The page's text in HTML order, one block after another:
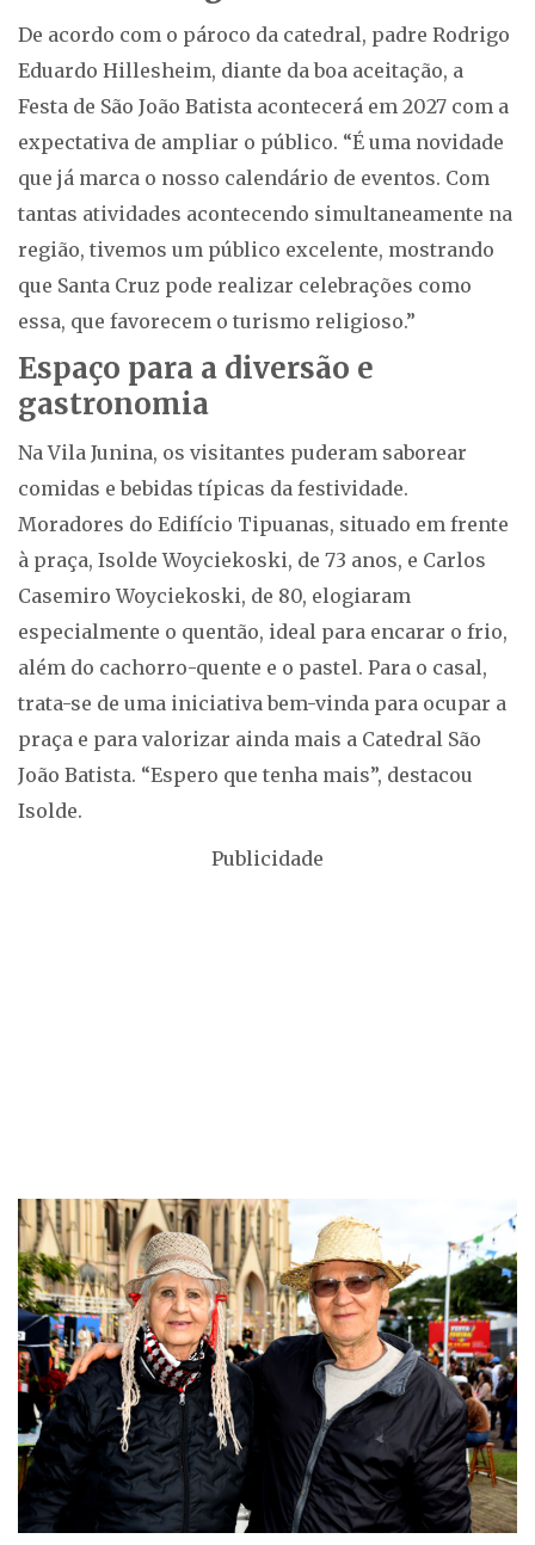
De acordo com o pároco da catedral, padre Rodrigo
Eduardo Hillesheim, diante da boa aceitação, a
Festa de São João Batista acontecerá em 2027 com a
expectativa de ampliar o público. “É uma novidade
que já marca o nosso calendário de eventos. Com
tantas atividades acontecendo simultaneamente na
região, tivemos um público excelente, mostrando
que Santa Cruz pode realizar celebrações como
essa, que favorecem o turismo religioso.”
Espaço para a diversão e
gastronomia
Na Vila Junina, os visitantes puderam saborear
comidas e bebidas típicas da festividade.
Moradores do Edifício Tipuanas, situado em frente
à praça, Isolde Woyciekoski, de 73 anos, e Carlos
Casemiro Woyciekoski, de 80, elogiaram
especialmente o quentão, ideal para encarar o frio,
além do cachorro-quente e o pastel. Para o casal,
trata-se de uma iniciativa bem-vinda para ocupar a
praça e para valorizar ainda mais a Catedral São
João Batista. “Espero que tenha mais”, destacou
Isolde.
Publicidade